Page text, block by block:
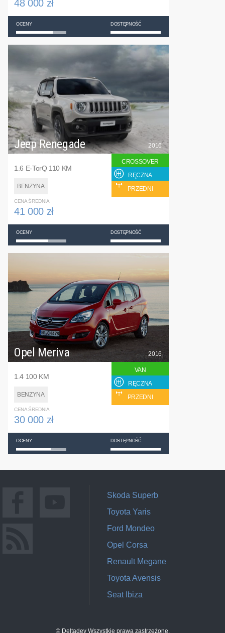
48 000 zł
OCENY DOSTĘPNOŚĆ
Jeep Renegade
1.6 E-TorQ 110 KM
BENZYNA
2016
CROSSOVER
RĘCZNA
PRZEDNI
CENA ŚREDNIA
41 000 zł
OCENY DOSTĘPNOŚĆ
Opel Meriva
1.4 100 KM
BENZYNA
2016
VAN
RĘCZNA
PRZEDNI
CENA ŚREDNIA
30 000 zł
OCENY DOSTĘPNOŚĆ
Skoda Superb
Toyota Yaris
Ford Mondeo
Opel Corsa
Renault Megane
Toyota Avensis
Seat Ibiza
© Deltadev Wszystkie prawa zastrzeżone.